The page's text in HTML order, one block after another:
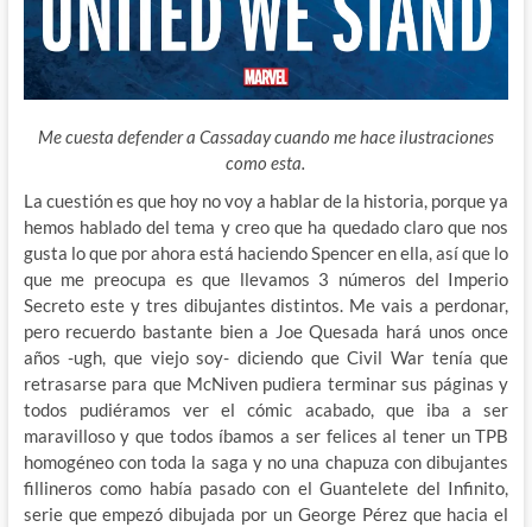
Me cuesta defender a Cassaday cuando me hace ilustraciones
como esta.
La cuestión es que hoy no voy a hablar de la historia, porque ya
hemos hablado del tema y creo que ha quedado claro que nos
gusta lo que por ahora está haciendo Spencer en ella, así que lo
queme preocupa es que llevamos 3 números del Imperio
Secreto este y tres dibujantes distintos. Me vais a perdonar,
pero recuerdo bastante bien a Joe Quesada hará unos once
años -ugh, que viejo soy- diciendo que Civil War tenía que
retrasarse para que McNiven pudiera terminar sus páginas y
todos pudiéramos ver el cómic acabado, que iba a ser
maravilloso y que todos íbamos a ser felices al tener un TPB
homogéneo con toda la saga y no una chapuza con dibujantes
fillineros como había pasado con el Guantelete del Infinito,
serie que empezó dibujada por un George Pérez que hacia el